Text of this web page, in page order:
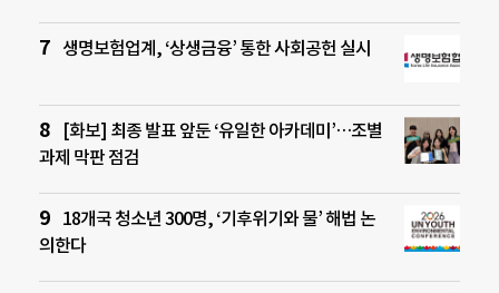
생명보험업계, ‘상생금융’ 통한 사회공헌 실시
[화보] 최종 발표 앞둔 ‘유일한 아카데미’…조별
과제 막판 점검
18개국 청소년 300명, ‘기후위기와 물’ 해법 논
의한다